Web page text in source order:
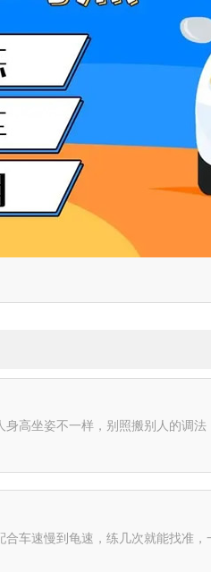
高坐姿不一样，别照搬别人的调
车速慢到龟速，练几次就能找准